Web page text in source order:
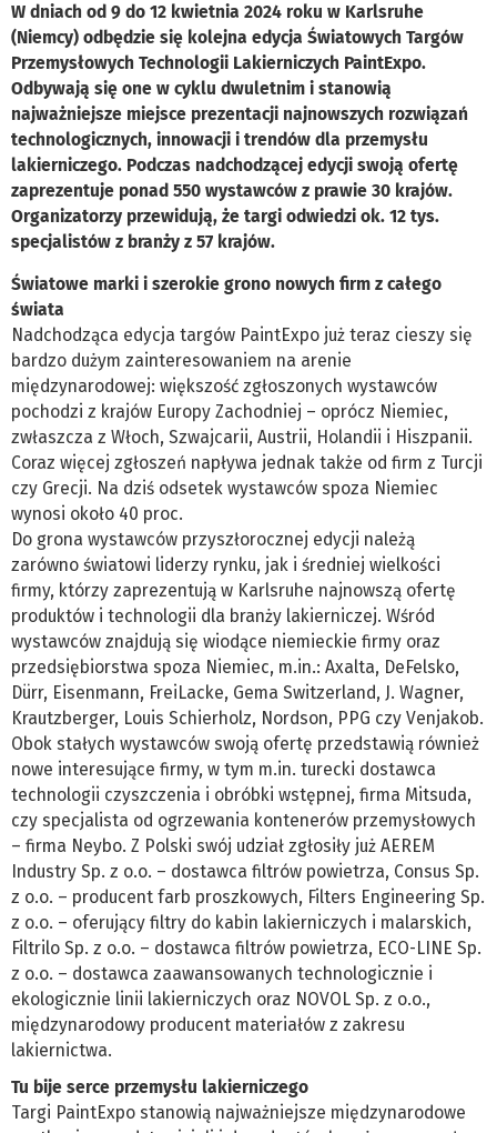
W dniach od 9 do 12 kwietnia 2024 roku w Karlsruhe
(Niemcy) odbędzie się kolejna edycja Światowych Targów
Przemysłowych Technologii Lakierniczych PaintExpo.
Odbywają się one w cyklu dwuletnim i stanowią
najważniejsze miejsce prezentacji najnowszych rozwiązań
technologicznych, innowacji i trendów dla przemysłu
lakierniczego. Podczas nadchodzącej edycji swoją ofertę
zaprezentuje ponad 550 wystawców z prawie 30 krajów.
Organizatorzy przewidują, że targi odwiedzi ok. 12 tys.
specjalistów z branży z 57 krajów.
Światowe marki i szerokie grono nowych firm z całego
świata
Nadchodząca edycja targów PaintExpo już teraz cieszy się
bardzo dużym zainteresowaniem na arenie
międzynarodowej: większość zgłoszonych wystawców
pochodzi z krajów Europy Zachodniej – oprócz Niemiec,
zwłaszcza z Włoch, Szwajcarii, Austrii, Holandii i Hiszpanii.
Coraz więcej zgłoszeń napływa jednak także od firm z Turcji
czy Grecji. Na dziś odsetek wystawców spoza Niemiec
wynosi około 40 proc.
Do grona wystawców przyszłorocznej edycji należą
zarówno światowi liderzy rynku, jak i średniej wielkości
firmy, którzy zaprezentują w Karlsruhe najnowszą ofertę
produktów i technologii dla branży lakierniczej. Wśród
wystawców znajdują się wiodące niemieckie firmy oraz
przedsiębiorstwa spoza Niemiec, m.in.: Axalta, DeFelsko,
Dürr, Eisenmann, FreiLacke, Gema Switzerland, J. Wagner,
Krautzberger, Louis Schierholz, Nordson, PPG czy Venjakob.
Obok stałych wystawców swoją ofertę przedstawią również
nowe interesujące firmy, w tym m.in. turecki dostawca
technologii czyszczenia i obróbki wstępnej, firma Mitsuda,
czy specjalista od ogrzewania kontenerów przemysłowych
– firma Neybo. Z Polski swój udział zgłosiły już AEREM
Industry Sp. z o.o. – dostawca filtrów powietrza, Consus Sp.
z o.o. – producent farb proszkowych, Filters Engineering Sp.
z o.o. – oferujący filtry do kabin lakierniczych i malarskich,
Filtrilo Sp. z o.o. – dostawca filtrów powietrza, ECO-LINE Sp.
z o.o. – dostawca zaawansowanych technologicznie i
ekologicznie linii lakierniczych oraz NOVOL Sp. z o.o.,
międzynarodowy producent materiałów z zakresu
lakiernictwa.
Tu bije serce przemysłu lakierniczego
Targi PaintExpo stanowią najważniejsze międzynarodowe